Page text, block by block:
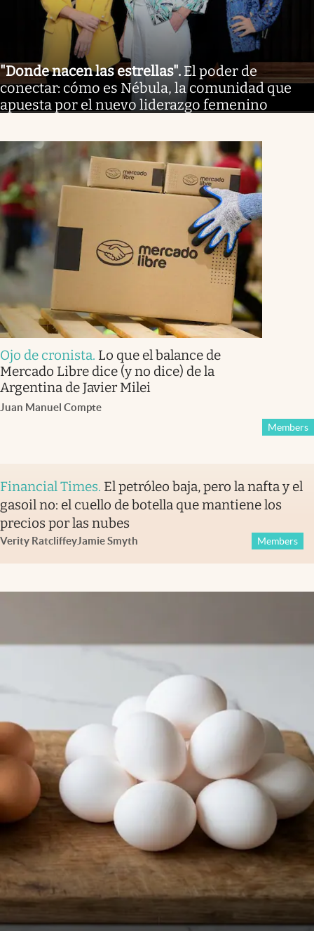
"Donde nacen las estrellas". El poder de
conectar: cómo es Nébula, la comunidad que
apuesta por el nuevo liderazgo femenino
Ojo de cronista. Lo que el balance de
Mercado Libre dice (y no dice) de la
Argentina de Javier Milei
Juan Manuel Compte
Members
Financial Times. El petróleo baja, pero la nafta y el
gasoil no: el cuello de botella que mantiene los
precios por las nubes
Verity RatcliffeyJamie Smyth Members